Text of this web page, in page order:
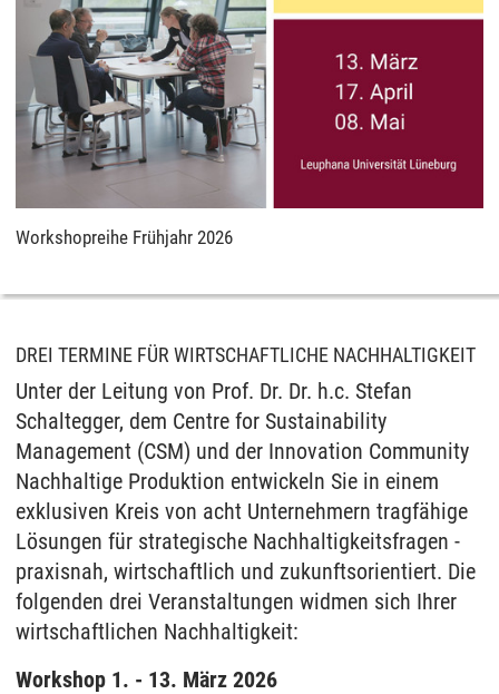
Workshopreihe Frühjahr 2026
DREI TERMINE FÜR WIRTSCHAFTLICHE NACHHALTIGKEIT
Unter der Leitung von Prof. Dr. Dr. h.c. Stefan
Schaltegger, dem Centre for Sustainability
Management (CSM) und der Innovation Community
Nachhaltige Produktion entwickeln Sie in einem
exklusiven Kreis von acht Unternehmern tragfähige
Lösungen für strategische Nachhaltigkeitsfragen -
praxisnah, wirtschaftlich und zukunftsorientiert. Die
folgenden drei Veranstaltungen widmen sich Ihrer
wirtschaftlichen Nachhaltigkeit:
Workshop 1. - 13. März 2026